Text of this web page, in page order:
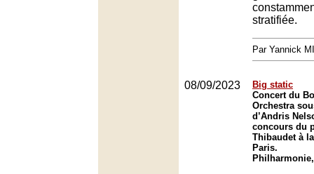
stratifiée.
Par Yannick
08/09/2023
Big static
Concert du
Orchestra
d’Andris
concours du
Thibaudet à
Paris.